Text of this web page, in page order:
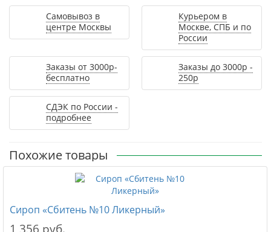
Самовывоз в
центре Москвы
Курьером в
Москве, СПБ и по
России
Заказы от 3000р-
бесплатно
Заказы до 3000р -
250р
СДЭК по России -
подробнее
Похожие товары
Сироп «Сбитень №10 Ликерный»